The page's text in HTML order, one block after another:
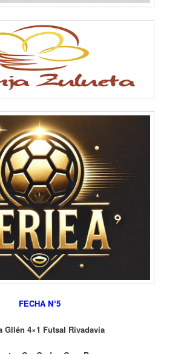
FECHA N°5
Gllén 4×1 Futsal Rivadavia